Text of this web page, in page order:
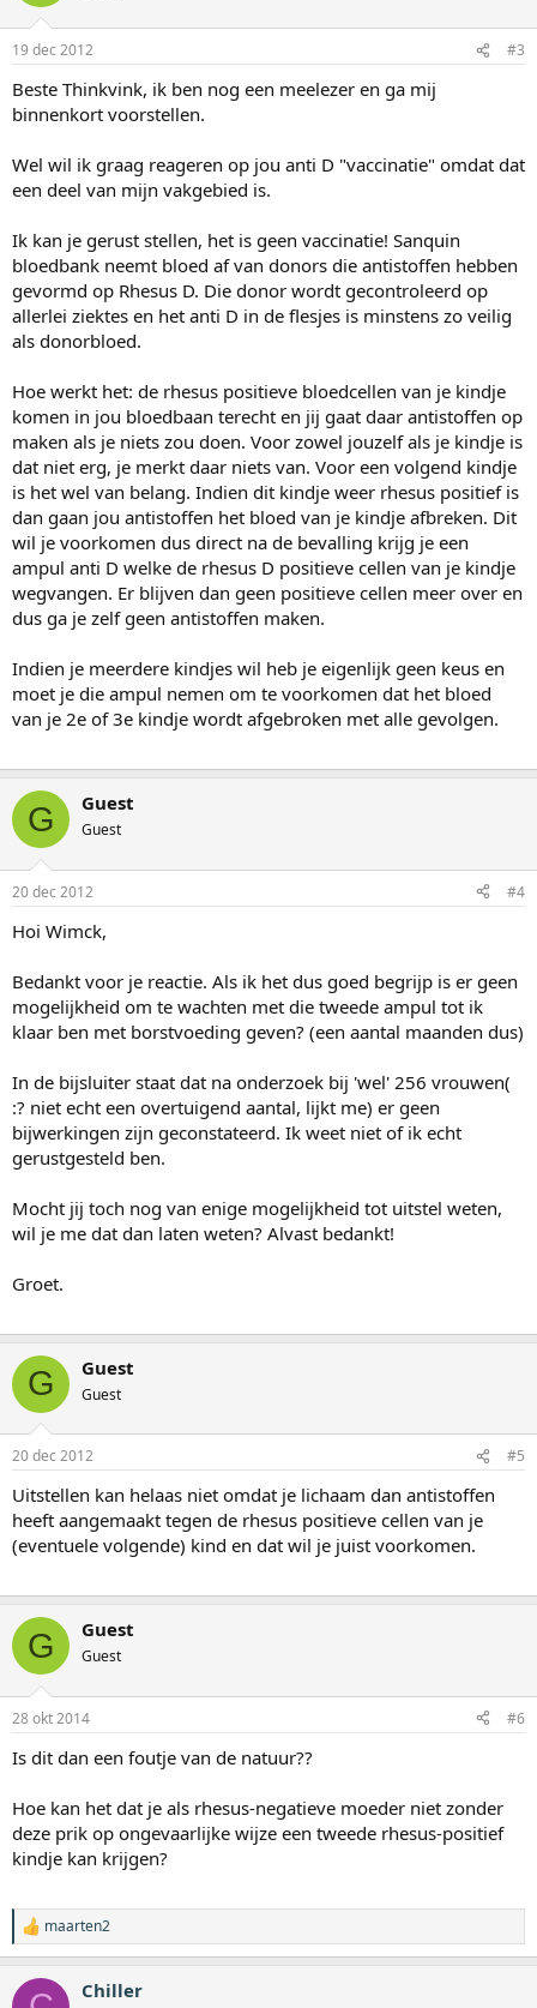
19 dec 2012 #3
Beste Thinkvink, ik ben nog een meelezer en ga mij
binnenkort voorstellen.
Wel wil ik graag reageren op jou anti D "vaccinatie" omdat dat
een deel van mijn vakgebied is.
Ik kan je gerust stellen, het is geen vaccinatie! Sanquin
bloedbank neemt bloed af van donors die antistoffen hebben
gevormd op Rhesus D. Die donor wordt gecontroleerd op
allerlei ziektes en het anti D in de flesjes is minstens zo veilig
als donorbloed.
Hoe werkt het: de rhesus positieve bloedcellen van je kindje
komen in jou bloedbaan terecht en jij gaat daar antistoffen op
maken als je niets zou doen. Voor zowel jouzelf als je kindje is
dat niet erg, je merkt daar niets van. Voor een volgend kindje
is het wel van belang. Indien dit kindje weer rhesus positief is
dan gaan jou antistoffen het bloed van je kindje afbreken. Dit
wil je voorkomen dus direct na de bevalling krijg je een
ampul anti D welke de rhesus D positieve cellen van je kindje
wegvangen. Er blijven dan geen positieve cellen meer over en
dus ga je zelf geen antistoffen maken.
Indien je meerdere kindjes wil heb je eigenlijk geen keus en
moet je die ampul nemen om te voorkomen dat het bloed
van je 2e of 3e kindje wordt afgebroken met alle gevolgen.
G Guest
Guest
20 dec 2012 #4
Hoi Wimck,
Bedankt voor je reactie. Als ik het dus goed begrijp is er geen
mogelijkheid om te wachten met die tweede ampul tot ik
klaar ben met borstvoeding geven? (een aantal maanden dus)
In de bijsluiter staat dat na onderzoek bij 'wel' 256 vrouwen(
:? niet echt een overtuigend aantal, lijkt me) er geen
bijwerkingen zijn geconstateerd. Ik weet niet of ik echt
gerustgesteld ben.
Mocht jij toch nog van enige mogelijkheid tot uitstel weten,
wil je me dat dan laten weten? Alvast bedankt!
Groet.
G Guest
Guest
20 dec 2012 #5
Uitstellen kan helaas niet omdat je lichaam dan antistoffen
heeft aangemaakt tegen de rhesus positieve cellen van je
(eventuele volgende) kind en dat wil je juist voorkomen.
G Guest
Guest
28 okt 2014 #6
Is dit dan een foutje van de natuur??
Hoe kan het dat je als rhesus-negatieve moeder niet zonder
deze prik op ongevaarlijke wijze een tweede rhesus-positief
kindje kan krijgen?
W
a
r
maarten2
Chiller